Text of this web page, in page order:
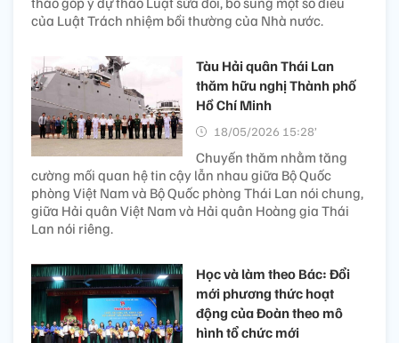
của Luật Trách nhiệm bồi thường của Nhà nước.
Tàu Hải quân Thái Lan
thăm hữu nghị Thành phố
Hồ Chí Minh
18/05/2026 15:28’
Chuyến thăm nhằm tăng
cường mối quan hệ tin cậy lẫn nhau giữa Bộ Quốc
phòng Việt Nam và Bộ Quốc phòng Thái Lan nói chung,
giữa Hải quân Việt Nam và Hải quân Hoàng gia Thái
Lan nói riêng.
Học và làm theo Bác: Đổi
mới phương thức hoạt
động của Đoàn theo mô
hình tổ chức mới